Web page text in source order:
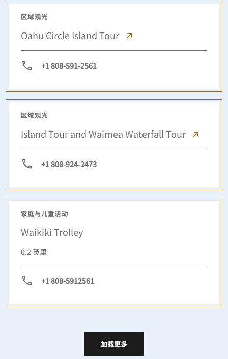
区域观光
Oahu Circle Island Tour
+1 808-591-2561
区域观光
Island Tour and Waimea Waterfall Tour
+1 808-924-2473
家庭与儿童活动
Waikiki Trolley
0.2 英里
+1 808-5912561
加载更多